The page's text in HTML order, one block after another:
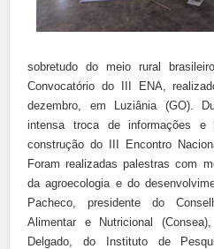
sobretudo do meio rural
Convocatório do III ENA,
dezembro, em Luziânia (GO).
intensa troca de informações e
construção do III Encontro
Foram realizadas palestras com
da agroecologia e do
Pacheco, presidente do
Alimentar e Nutricional
Delgado, do Instituto de